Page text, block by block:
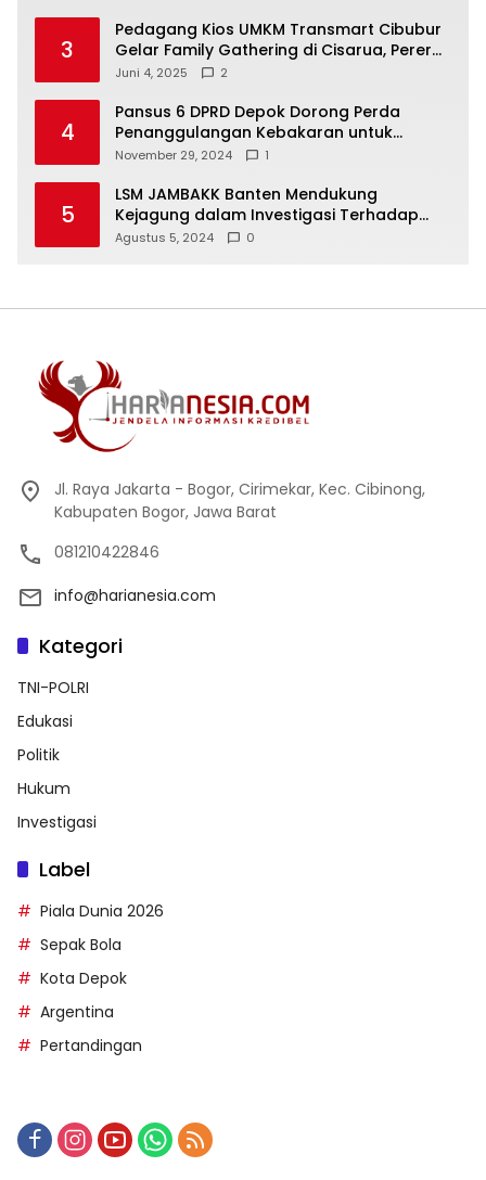
3
Pedagang Kios UMKM Transmart Cibubur
Gelar Family Gathering di Cisarua, Pererat
Silaturahmi dan Kekompakan
Juni 4, 2025 2
4
Pansus 6 DPRD Depok Dorong Perda
Penanggulangan Kebakaran untuk
Keselamatan Warga
November 29, 2024 1
5
LSM JAMBAKK Banten Mendukung
Kejagung dalam Investigasi Terhadap
Walikota Bandar Lampung
Agustus 5, 2024 0
Jl. Raya Jakarta - Bogor, Cirimekar, Kec. Cibinong,
Kabupaten Bogor, Jawa Barat
081210422846
info@harianesia.com
Kategori
TNI-POLRI
Edukasi
Politik
Hukum
Investigasi
Label
Piala Dunia 2026
Sepak Bola
Kota Depok
Argentina
Pertandingan